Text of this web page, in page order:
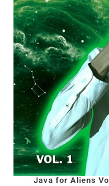
Java for Aliens